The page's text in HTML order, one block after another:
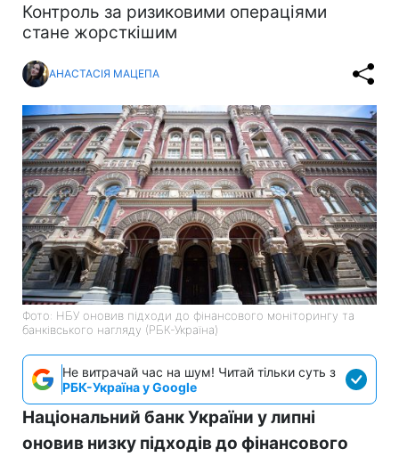
Контроль за ризиковими операціями
стане жорсткішим
АНАСТАСІЯ МАЦЕПА
Фото: НБУ оновив підходи до фінансового моніторингу та
банківського нагляду (РБК-Україна)
Не витрачай час на шум! Читай тільки суть з
РБК-Україна у Google
Національний банк України у липні
оновив низку підходів до фінансового